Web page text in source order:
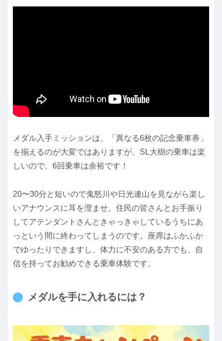
メダル入手ミッションは、「異なる6枚の記念乗車券」
を揃えるのが大変ではありますが、SL大樹の乗車は楽
しいので、6回乗車は余裕です！
20〜30分と短いので鬼怒川や日光連山を見ながら楽し
いアナウンスに耳を澄ませ、住民の皆さんとお手振り
してアテンダントさんときゃっきゃしているうちにあ
っという間に終わってしまうのです。座席はふかふか
でゆったりできますし、体力に不安のある方でも、自
信を持ってお勧めできる乗車体験です。
メダルを手に入れるには？